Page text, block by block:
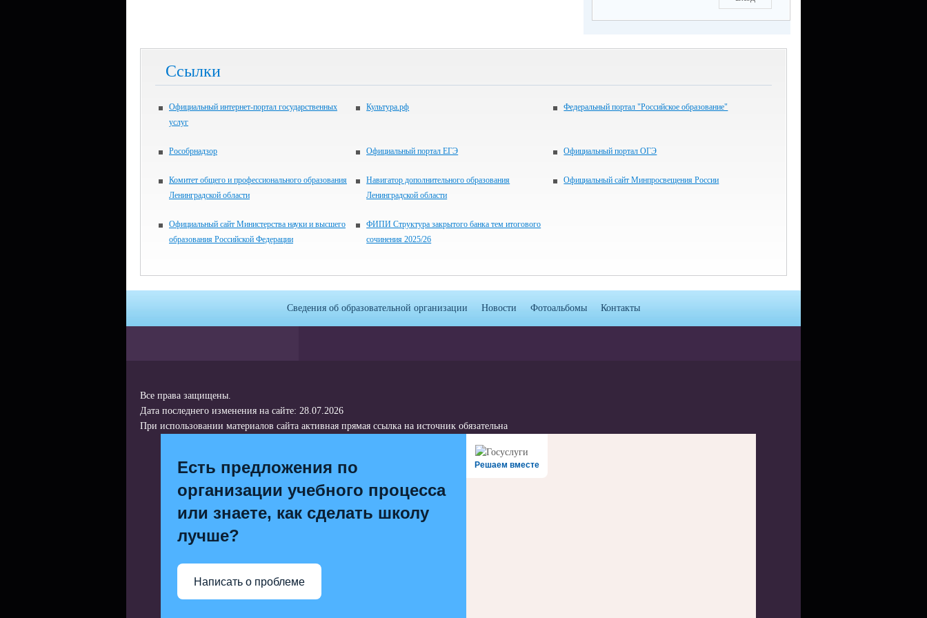
Ссылки
Официальный интернет-портал государственных
услуг
Культура.рф Федеральный портал "Российское образование"
Рособрнадзор Официальный портал ЕГЭ Официальный портал ОГЭ
Комитет общего и профессионального образования
Ленинградской области
Навигатор дополнительного образования
Ленинградской области
Официальный сайт Минпросвещения России
Официальный сайт Министерства науки и высшего
образования Российской Федерации
ФИПИ Структура закрытого банка тем итогового
сочинения 2025/26
Сведения об образовательной организации Новости Фотоальбомы Контакты
Все права защищены.
Дата последнего изменения на сайте: 28.07.2026
При использовании материалов сайта активная прямая ссылка на источник обязательна
Решаем вместе
Есть предложения по
организации учебного процесса
или знаете, как сделать школу
лучше?
Написать о проблеме